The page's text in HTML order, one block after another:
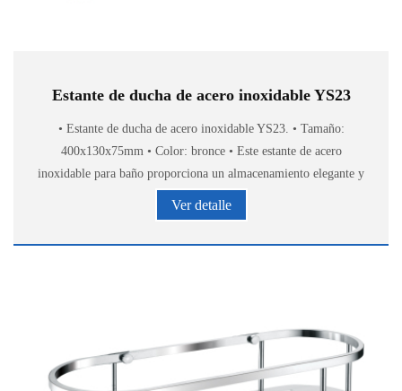
Estante de ducha de acero inoxidable YS23
• Estante de ducha de acero inoxidable YS23. • Tamaño:
400x130x75mm • Color: bronce • Este estante de acero
inoxidable para baño proporciona un almacenamiento elegante y
Ver detalle